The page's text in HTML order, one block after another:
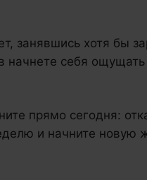
занявшись хотя бы
начнете себя
прямо сегодня:
и начните новую